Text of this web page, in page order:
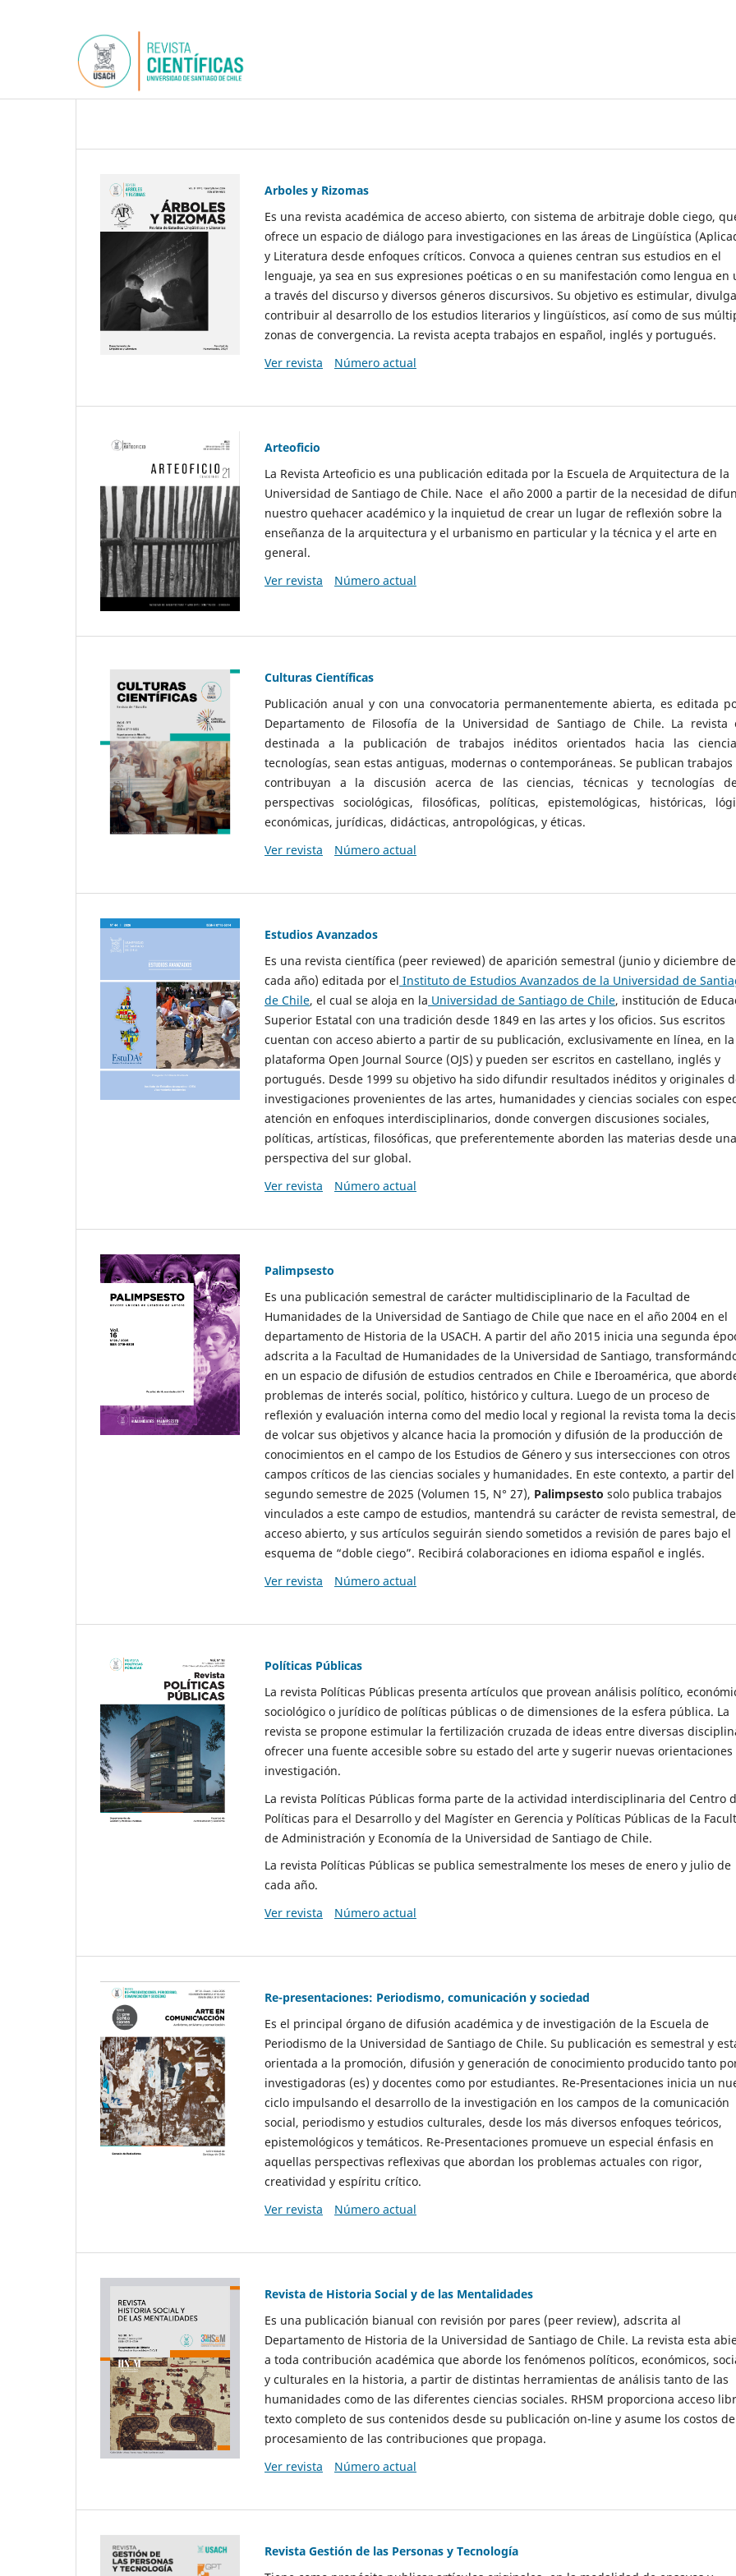
Arboles y Rizomas
Es una revista académica de acceso abierto, con sistema de arbitraje doble ciego,
ofrece un espacio de diálogo para investigaciones en las áreas de Lingüística
y Literatura desde enfoques críticos. Convoca a quienes centran sus estudios en el
lenguaje, ya sea en sus expresiones poéticas o en su manifestación como lengua en
a través del discurso y diversos géneros discursivos. Su objetivo es estimular,
contribuir al desarrollo de los estudios literarios y lingüísticos, así como de sus
zonas de convergencia. La revista acepta trabajos en español, inglés y portugués.
Ver revista
Número actual
Arteoficio
La Revista Arteoficio es una publicación editada por la Escuela de Arquitectura de la
Universidad de Santiago de Chile. Nace el año 2000 a partir de la necesidad de
nuestro quehacer académico y la inquietud de crear un lugar de reflexión sobre la
enseñanza de la arquitectura y el urbanismo en particular y la técnica y el arte en
general.
Ver revista
Número actual
Culturas Científicas
Publicación anual y con una convocatoria permanentemente abierta, es editada
Departamento de Filosofía de la Universidad de Santiago de Chile. La revista
destinada a la publicación de trabajos inéditos orientados hacia las
tecnologías, sean estas antiguas, modernas o contemporáneas. Se publican
contribuyan a la discusión acerca de las ciencias, técnicas y tecnologías
perspectivas sociológicas, filosóficas, políticas, epistemológicas, históricas,
económicas, jurídicas, didácticas, antropológicas, y éticas.
Ver revista
Número actual
Estudios Avanzados
Es una revista científica (peer reviewed) de aparición semestral (junio y diciembre de
cada año) editada por el Instituto de Estudios Avanzados de la Universidad de
de Chile, el cual se aloja en la Universidad de Santiago de Chile, institución de
Superior Estatal con una tradición desde 1849 en las artes y los oficios. Sus escritos
cuentan con acceso abierto a partir de su publicación, exclusivamente en línea, en la
plataforma Open Journal Source (OJS) y pueden ser escritos en castellano, inglés y
portugués. Desde 1999 su objetivo ha sido difundir resultados inéditos y originales
investigaciones provenientes de las artes, humanidades y ciencias sociales con
atención en enfoques interdisciplinarios, donde convergen discusiones sociales,
políticas, artísticas, filosóficas, que preferentemente aborden las materias desde una
perspectiva del sur global.
Ver revista
Número actual
Palimpsesto
Es una publicación semestral de carácter multidisciplinario de la Facultad de
Humanidades de la Universidad de Santiago de Chile que nace en el año 2004 en el
departamento de Historia de la USACH. A partir del año 2015 inicia una segunda
adscrita a la Facultad de Humanidades de la Universidad de Santiago,
en un espacio de difusión de estudios centrados en Chile e Iberoamérica, que
problemas de interés social, político, histórico y cultura. Luego de un proceso de
reflexión y evaluación interna como del medio local y regional la revista toma la
de volcar sus objetivos y alcance hacia la promoción y difusión de la producción de
conocimientos en el campo de los Estudios de Género y sus intersecciones con otros
campos críticos de las ciencias sociales y humanidades. En este contexto, a partir del
segundo semestre de 2025 (Volumen 15, N° 27), Palimpsesto solo publica trabajos
vinculados a este campo de estudios, mantendrá su carácter de revista semestral, de
acceso abierto, y sus artículos seguirán siendo sometidos a revisión de pares bajo el
esquema de “doble ciego”. Recibirá colaboraciones en idioma español e inglés.
Ver revista
Número actual
Políticas Públicas
La revista Políticas Públicas presenta artículos que provean análisis político,
sociológico o jurídico de políticas públicas o de dimensiones de la esfera pública. La
revista se propone estimular la fertilización cruzada de ideas entre diversas
ofrecer una fuente accesible sobre su estado del arte y sugerir nuevas orientaciones
investigación.
La revista Políticas Públicas forma parte de la actividad interdisciplinaria del Centro
Políticas para el Desarrollo y del Magíster en Gerencia y Políticas Públicas de la
de Administración y Economía de la Universidad de Santiago de Chile.
La revista Políticas Públicas se publica semestralmente los meses de enero y julio de
cada año.
Ver revista
Número actual
Re-presentaciones: Periodismo, comunicación y sociedad
Es el principal órgano de difusión académica y de investigación de la Escuela de
Periodismo de la Universidad de Santiago de Chile. Su publicación es semestral y
orientada a la promoción, difusión y generación de conocimiento producido tanto
investigadoras (es) y docentes como por estudiantes. Re-Presentaciones inicia un
ciclo impulsando el desarrollo de la investigación en los campos de la comunicación
social, periodismo y estudios culturales, desde los más diversos enfoques teóricos,
epistemológicos y temáticos. Re-Presentaciones promueve un especial énfasis en
aquellas perspectivas reflexivas que abordan los problemas actuales con rigor,
creatividad y espíritu crítico.
Ver revista
Número actual
Revista de Historia Social y de las Mentalidades
Es una publicación bianual con revisión por pares (peer review), adscrita al
Departamento de Historia de la Universidad de Santiago de Chile. La revista esta
a toda contribución académica que aborde los fenómenos políticos, económicos,
y culturales en la historia, a partir de distintas herramientas de análisis tanto de las
humanidades como de las diferentes ciencias sociales. RHSM proporciona acceso
texto completo de sus contenidos desde su publicación on-line y asume los costos de
procesamiento de las contribuciones que propaga.
Ver revista
Número actual
Revista Gestión de las Personas y Tecnología